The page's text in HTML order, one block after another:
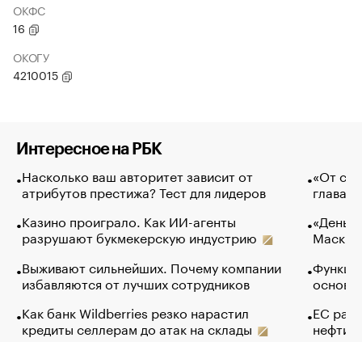
ОКФС
16
ОКОГУ
4210015
Интересное на РБК
Насколько ваш авторитет зависит от
атрибутов престижа? Тест для лидеров
Казино проиграло. Как ИИ-агенты
разрушают букмекерскую индустрию
Выживают сильнейших. Почему компании
избавляются от лучших сотрудников
Как банк Wildberries резко нарастил
кредиты селлерам до атак на склады
«От
глава
Маск в
основ
ЕС
нефти